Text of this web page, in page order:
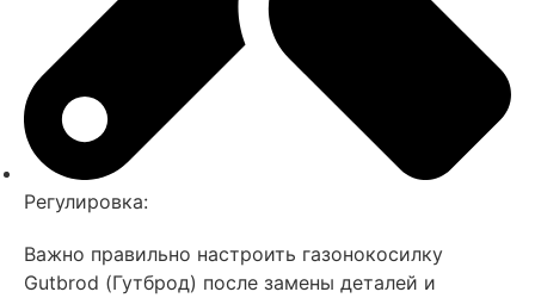
Регулировка:
Важно правильно настроить газонокосилку
Gutbrod (Гутброд) после замены деталей и